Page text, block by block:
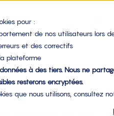
pour :
de nos utilisateurs lors
et des correctifs
plateforme
à des tiers. Nous ne
resterons encryptées.
que nous utilisons, consultez